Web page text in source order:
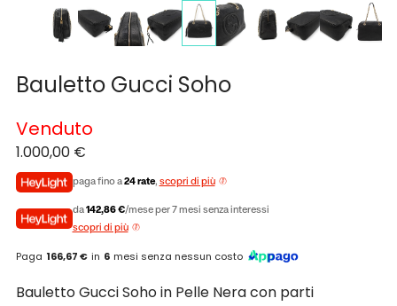
Bauletto Gucci Soho
1.000,00 €
paga fino a24 rate, scopri di più
da142,86 €/mese per 7 mesi senza interessi
scopri di più
Paga 166,67 € in 6 mesi senza nessun costo
Venduto
Bauletto Gucci Soho in Pelle Nera con parti